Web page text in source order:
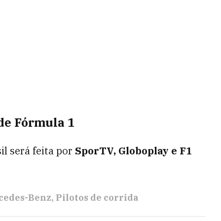
Fórmula 1
será feita por SporTV, Globoplay e F1
Benz Pilotos de corrida